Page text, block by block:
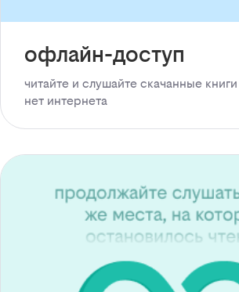
офлайн-доступ
читайте и слушайте скачанные
нет интернета